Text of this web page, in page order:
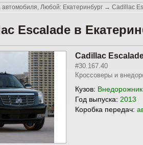
автомобиля, Любой: Екатеринбург → Cadillac
Escalade в
Cadillac
#30.167.40
Кроссоверы и
Кузов: Внедорожник
Год выпуска: 2013
Коробка передач: